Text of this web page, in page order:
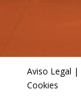
Aviso Legal |
Cookies